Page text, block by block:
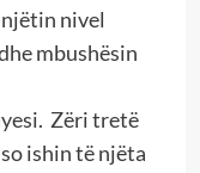
nivel
mbushësin
Zëri tretë
ishin të njëta